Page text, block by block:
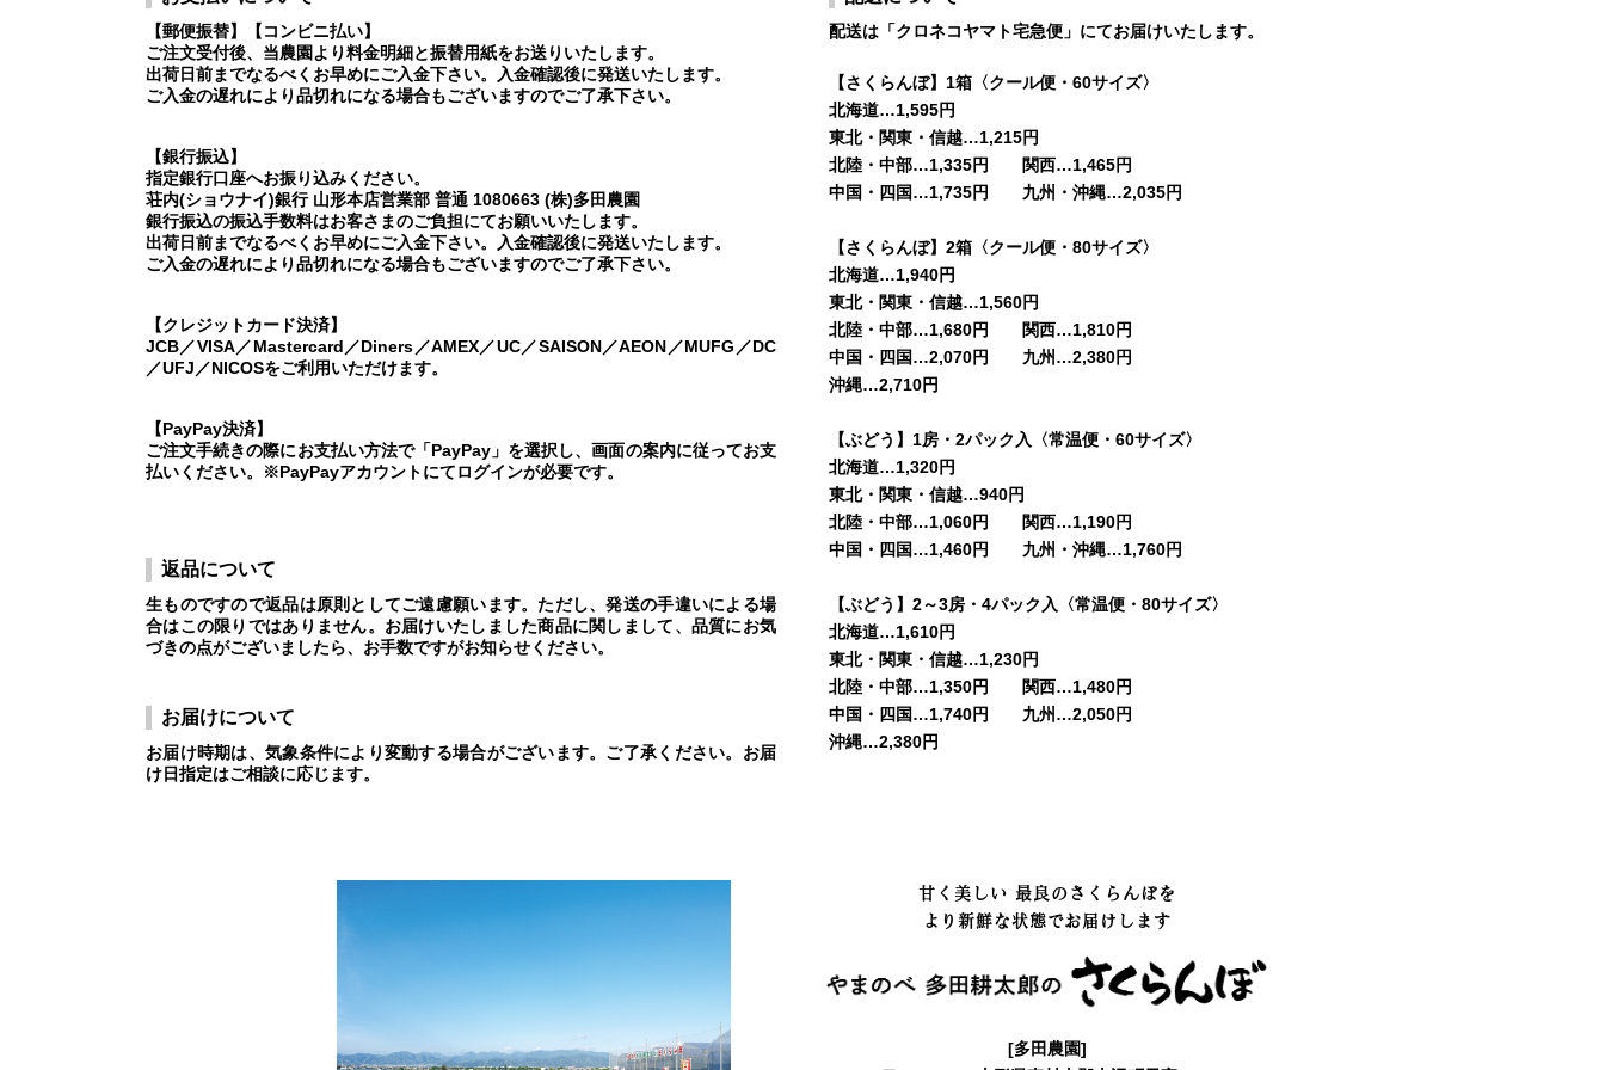
【郵便振替】【コンビニ払い】
ご注文受付後、当農園より料金明細と振替用紙をお送りいたします。
出荷日前までなるべくお早めにご入金下さい。入金確認後に発送いたします。
ご入金の遅れにより品切れになる場合もございますのでご了承下さい。
【銀行振込】
指定銀行口座へお振り込みください。
荘内(ショウナイ)銀行 山形本店営業部 普通 1080663 (株)多田農園
銀行振込の振込手数料はお客さまのご負担にてお願いいたします。
出荷日前までなるべくお早めにご入金下さい。入金確認後に発送いたします。
ご入金の遅れにより品切れになる場合もございますのでご了承下さい。
【クレジットカード決済】
JCB／VISA／Mastercard／Diners／AMEX／UC／SAISON／AEON／MUFG／DC
／UFJ／NICOSをご利用いただけます。
【PayPay決済】
ご注文手続きの際にお支払い方法で「PayPay」を選択し、画面の案内に従ってお支
払いください。※PayPayアカウントにてログインが必要です。
返品について
生ものですので返品は原則としてご遠慮願います。ただし、発送の手違いによる場
合はこの限りではありません。お届けいたしました商品に関しまして、品質にお気
づきの点がございましたら、お手数ですがお知らせください。
お届けについて
お届け時期は、気象条件により変動する場合がございます。ご了承ください。お届
け日指定はご相談に応じます。
配送は「クロネコヤマト宅急便」にてお届けいたします。
【さくらんぼ】1箱〈クール便・60サイズ〉
北海道…1,595円
東北・関東・信越…1,215円
北陸・中部…1,335円 関西…1,465円
中国・四国…1,735円 九州・沖縄…2,035円
【さくらんぼ】2箱〈クール便・80サイズ〉
北海道…1,940円
東北・関東・信越…1,560円
北陸・中部…1,680円 関西…1,810円
中国・四国…2,070円 九州…2,380円
沖縄…2,710円
【ぶどう】1房・2パック入〈常温便・60サイズ〉
北海道…1,320円
東北・関東・信越…940円
北陸・中部…1,060円 関西…1,190円
中国・四国…1,460円 九州・沖縄…1,760円
【ぶどう】2～3房・4パック入〈常温便・80サイズ〉
北海道…1,610円
東北・関東・信越…1,230円
北陸・中部…1,350円 関西…1,480円
中国・四国…1,740円 九州…2,050円
沖縄…2,380円
甘く美しい 最良のさくらんぼを
より新鮮な状態でお届けします
[多田農園]